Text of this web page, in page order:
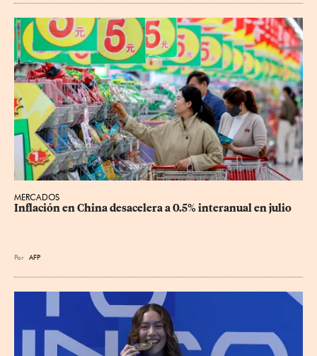
MERCADOS
Inflación en China desacelera a 0.5% interanual en julio
Por AFP